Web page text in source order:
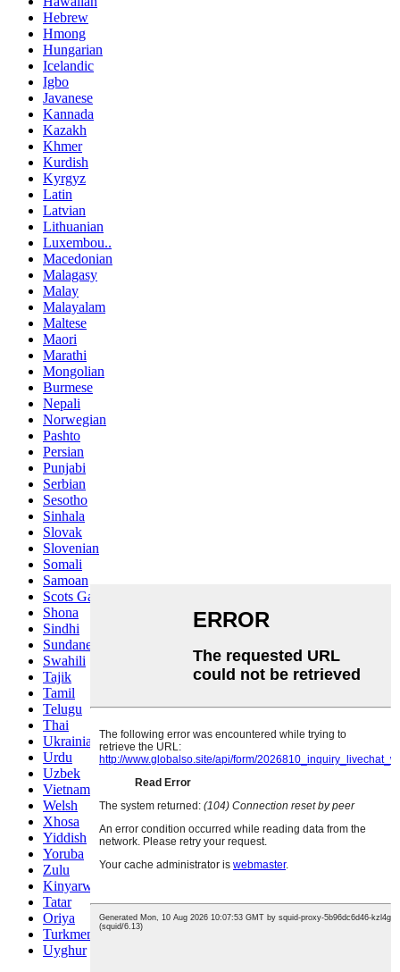
Hebrew
Hmong
Hungarian
Icelandic
Igbo
Javanese
Kannada
Kazakh
Khmer
Kurdish
Kyrgyz
Latin
Latvian
Lithuanian
Luxembou..
Macedonian
Malagasy
Malay
Malayalam
Maltese
Maori
Marathi
Mongolian
Burmese
Nepali
Norwegian
Pashto
Persian
Punjabi
Serbian
Sesotho
Sinhala
Slovak
Slovenian
Somali
Samoan
Scots Gaelic
Shona
Sindhi
Sundanese
Swahili
Tajik
Tamil
Telugu
Thai
Ukrainian
Urdu
Uzbek
Vietnamese
Welsh
Xhosa
Yiddish
Yoruba
Zulu
Kinyarwanda
Tatar
Oriya
Turkmen
Uyghur